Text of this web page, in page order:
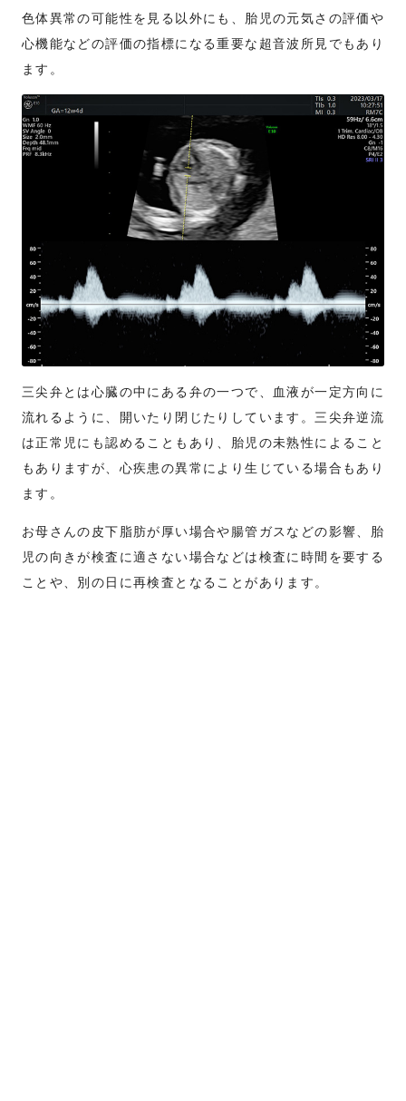
色体異常の可能性を見る以外にも、胎児の元気さの評価や
心機能などの評価の指標になる重要な超音波所見でもあり
ます。
三尖弁とは心臓の中にある弁の一つで、血液が一定方向に
流れるように、開いたり閉じたりしています。三尖弁逆流
は正常児にも認めることもあり、胎児の未熟性によること
もありますが、心疾患の異常により生じている場合もあり
ます。
お母さんの皮下脂肪が厚い場合や腸管ガスなどの影響、胎
児の向きが検査に適さない場合などは検査に時間を要する
ことや、別の日に再検査となることがあります。